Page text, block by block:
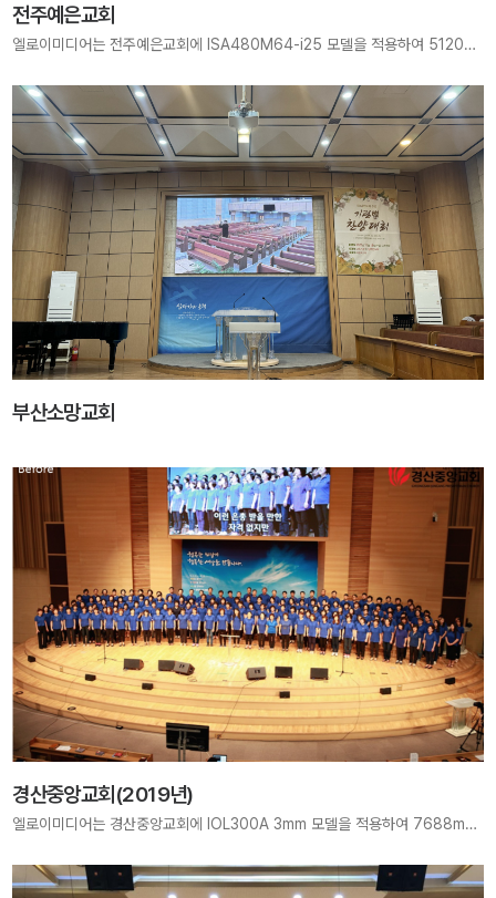
전주예은교회
엘로이미디어는 전주예은교회에 ISA480M64-i25 모델을 적용하여 5120mm × 2880mm 크기, 2048×1152 pixels 해상도의 2K FHD LED Display를 구축하였습니다. 선명한 화질과 안정적인 송출로 예배 중 깊이 있는 은혜를 전달하는 최적의 예배 환경을 제공합니다.
부산소망교회
경산중앙교회(2019년)
엘로이미디어는 경산중앙교회에 IOL300A 3mm 모델을 적용하여 7688mm × 4608mm 크기, 2496×1536 pixels 해상도의 고해상도 전광판 교체 사업을 진행하였습니다. 기존 8mm 제품을 해체하고 선명한 화질로 예배 환경을 새롭게 구축했습니다.